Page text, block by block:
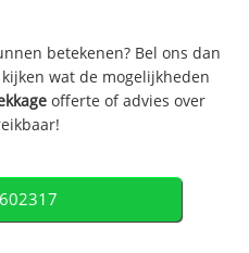
betekenen? Bel ons dan
wat de mogelijkheden
offerte of advies over